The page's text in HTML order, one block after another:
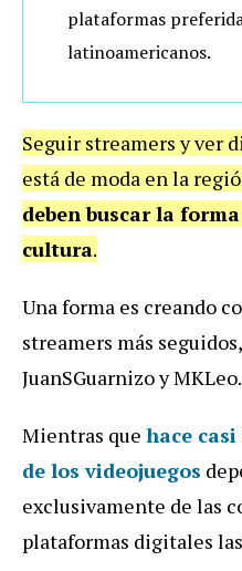
plataformas
latinoamericanos.
Seguir streamers y ver
está de moda en la
deben buscar la
cultura.
Una forma es creando
streamers más
JuanSGuarnizo y MKLeo.
Mientras que hace
de los videojuegos
exclusivamente de las
plataformas digitales